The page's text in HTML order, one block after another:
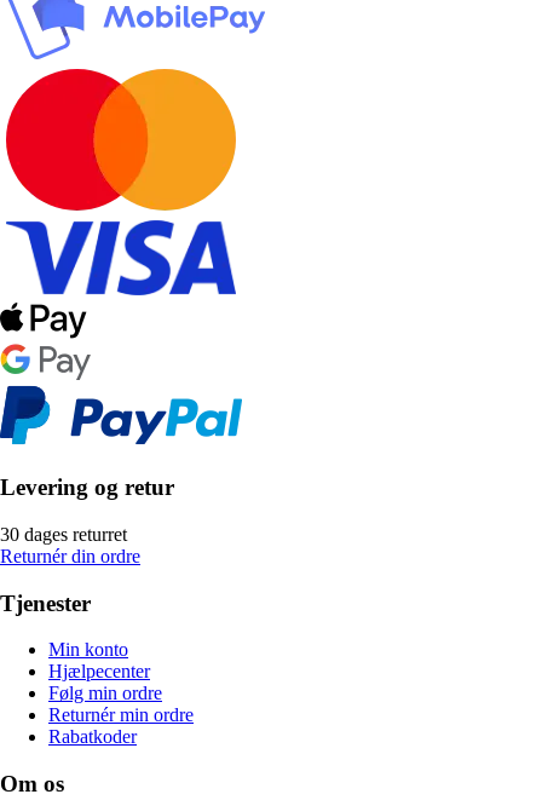
Levering og retur
30 dages returret
Returnér din ordre
Tjenester
Min konto
Hjælpecenter
Følg min ordre
Returnér min ordre
Rabatkoder
Om os